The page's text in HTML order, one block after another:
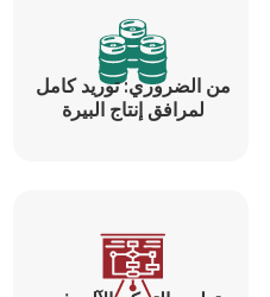
من الضروري: توريد كامل
لمرافق إنتاج البيرة